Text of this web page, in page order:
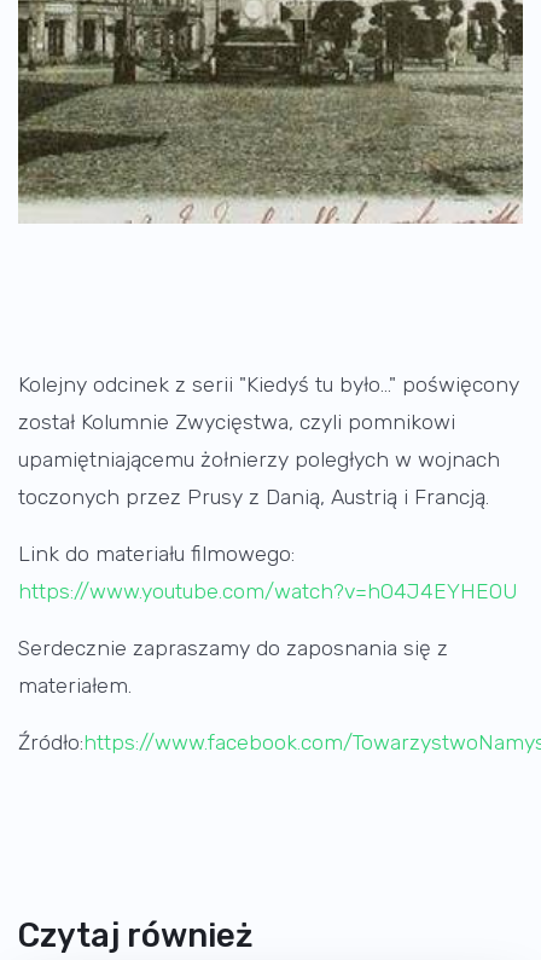
Kolejny odcinek z serii "Kiedyś tu było..." poświęcony
został Kolumnie Zwycięstwa, czyli pomnikowi
upamiętniającemu żołnierzy poległych w wojnach
toczonych przez Prusy z Danią, Austrią i Francją.
Link do materiału filmowego:
https://www.youtube.com/watch?v=hO4J4EYHEOU
Serdecznie zapraszamy do zaposnania się z
materiałem.
Źródło:https://www.facebook.com/
Czytaj również